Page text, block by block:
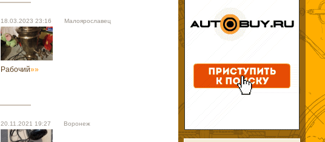
18.03.2023 23:16 Малоярославец
Рабочий»»
20.11.2021 19:27 Воронеж